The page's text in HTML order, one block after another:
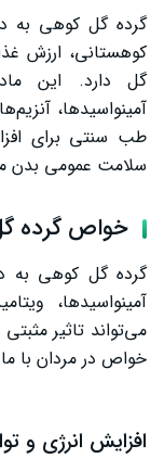
گرده گل کوهی به
کوهستانی، ارزش
گل دارد. این
آمینواسیدها،
طب سنتی برای
سلامت عمومی بدن
خواص گرده
گرده گل کوهی به
می‌تواند تاثیر
خواص در مردان با
افزایش انرژی و